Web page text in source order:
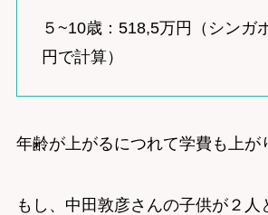
５~10歳：518,5万円（シンガ
円で計算）
年齢が上がるにつれて学費も上が
もし、中田敦彦さんの子供が２人